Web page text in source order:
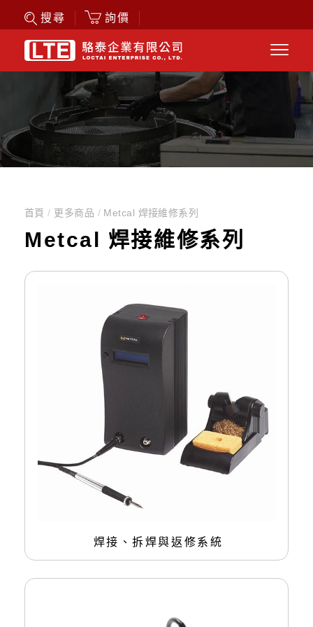
搜尋 詢價
首頁/ 更多商品 /Metcal 焊接維修系列
Metcal 焊接維修系列
焊接、拆焊與返修系統